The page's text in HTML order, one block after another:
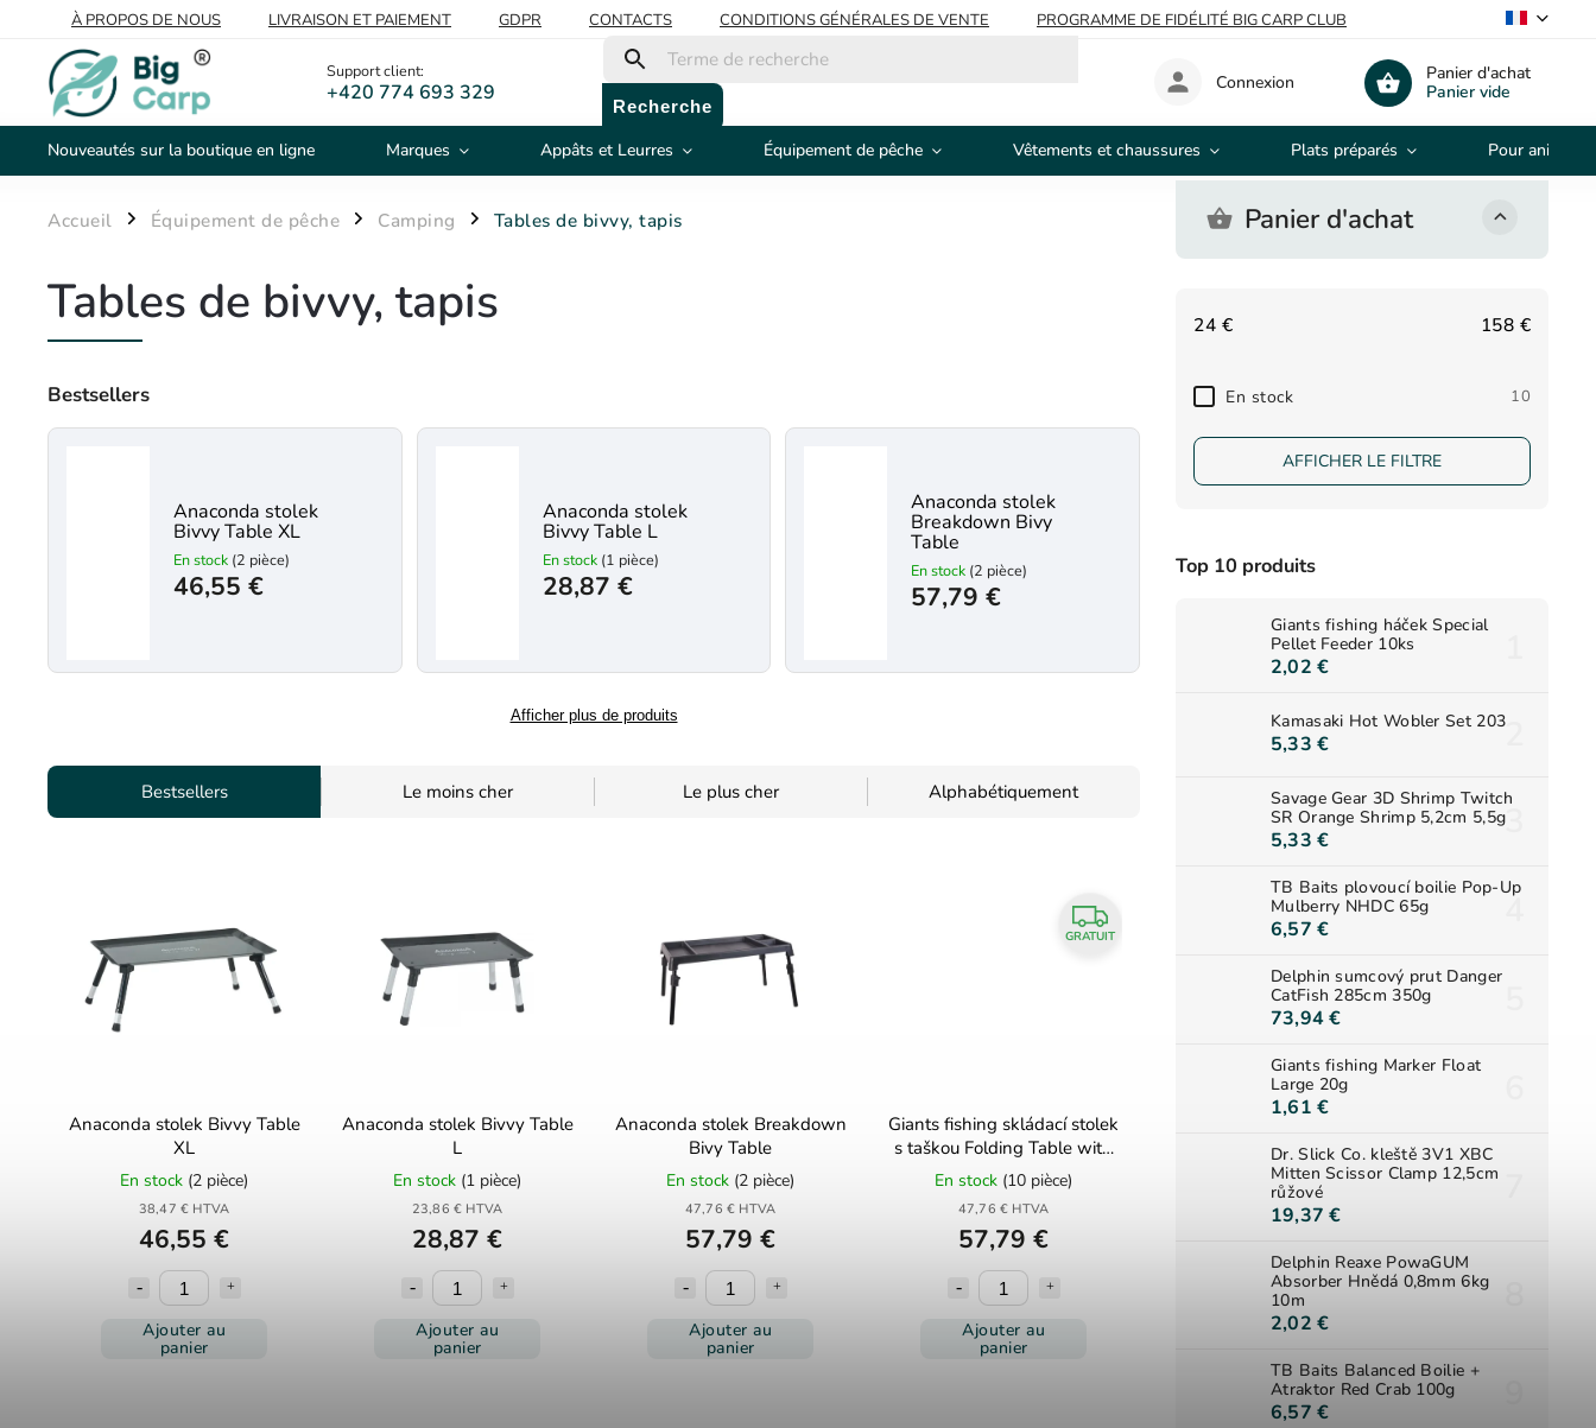
À PROPOS DE NOUS LIVRAISON ET PAIEMENT GDPR CONTACTS CONDITIONS GÉNÉRALES DE VENTE
PROGRAMME DE FIDÉLITÉ BIG CARP CLUB
VOS PRISES
DE GROS
Support client:
+420 774 693 329
Recherche
Panier d'achat
Panier vide
Connexion
Nouveautés sur la boutique en ligne Marques Appâts et Leurres Équipement de pêche Vêtements et chaussures Plats préparés Pour animaux
Accueil / Équipement de pêche / Camping / Tables de bivvy, tapis Panier d'achat
24 € 158 €
En stock 10
AFFICHER LE FILTRE
Top 10 produits
Giants fishing háček Special
Pellet Feeder 10ks
2,02 €
Kamasaki Hot Wobler Set 203
5,33 €
Savage Gear 3D Shrimp Twitch
SR Orange Shrimp 5,2cm 5,5g
5,33 €
TB Baits plovoucí boilie Pop-Up
Mulberry NHDC 65g
6,57 €
Delphin sumcový prut Danger
CatFish 285cm 350g
73,94 €
Giants fishing Marker Float
Large 20g
1,61 €
Dr. Slick Co. kleště 3V1 XBC
Mitten Scissor Clamp 12,5cm
růžové
19,37 €
Delphin Reaxe PowaGUM
Absorber Hnědá 0,8mm 6kg
10m
2,02 €
TB Baits Balanced Boilie +
Atraktor Red Crab 100g
6,57 €
Tables de bivvy, tapis
Bestsellers
Anaconda stolek
Bivvy Table XL
En stock (2 pièce)
46,55 €
Anaconda stolek
Bivvy Table L
En stock (1 pièce)
28,87 €
Anaconda stolek
Breakdown Bivy
Table
En stock (2 pièce)
57,79 €
Afficher plus de produits
Bestsellers Le moins cher Le plus cher Alphabétiquement
Anaconda stolek Bivvy Table
XL
En stock (2 pièce)
38,47 € HTVA
46,55 €
Ajouter au
panier
Anaconda stolek Bivvy Table
L
En stock (1 pièce)
23,86 € HTVA
28,87 €
Ajouter au
panier
Anaconda stolek Breakdown
Bivy Table
En stock (2 pièce)
47,76 € HTVA
57,79 €
Ajouter au
panier
GRATUIT
Giants fishing skládací stolek
s taškou Folding Table with
Bag
En stock (10 pièce)
47,76 € HTVA
57,79 €
Ajouter au
panier